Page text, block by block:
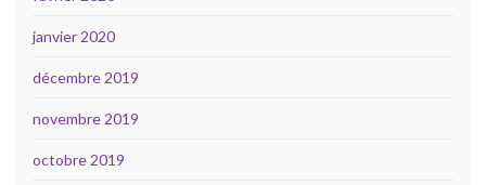
janvier 2020
décembre 2019
novembre 2019
octobre 2019